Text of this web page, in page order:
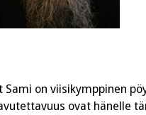
Sami on viisikymppinen
ovat hänelle